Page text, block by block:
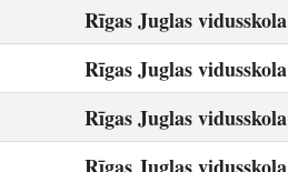
Rīgas Juglas vidusskola
Rīgas Juglas vidusskola
Rīgas Juglas vidusskola